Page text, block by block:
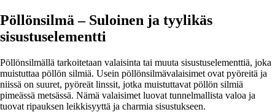
Pöllönsilmä – Suloinen ja tyylikäs
sisustuselementti
Pöllönsilmällä tarkoitetaan valaisinta tai muuta sisustuselementtiä, joka
muistuttaa pöllön silmiä. Usein pöllönsilmävalaisimet ovat pyöreitä ja
niissä on suuret, pyöreät linssit, jotka muistuttavat pöllön silmiä
pimeässä metsässä. Nämä valaisimet luovat tunnelmallista valoa ja
tuovat ripauksen leikkisyyttä ja charmia sisustukseen.